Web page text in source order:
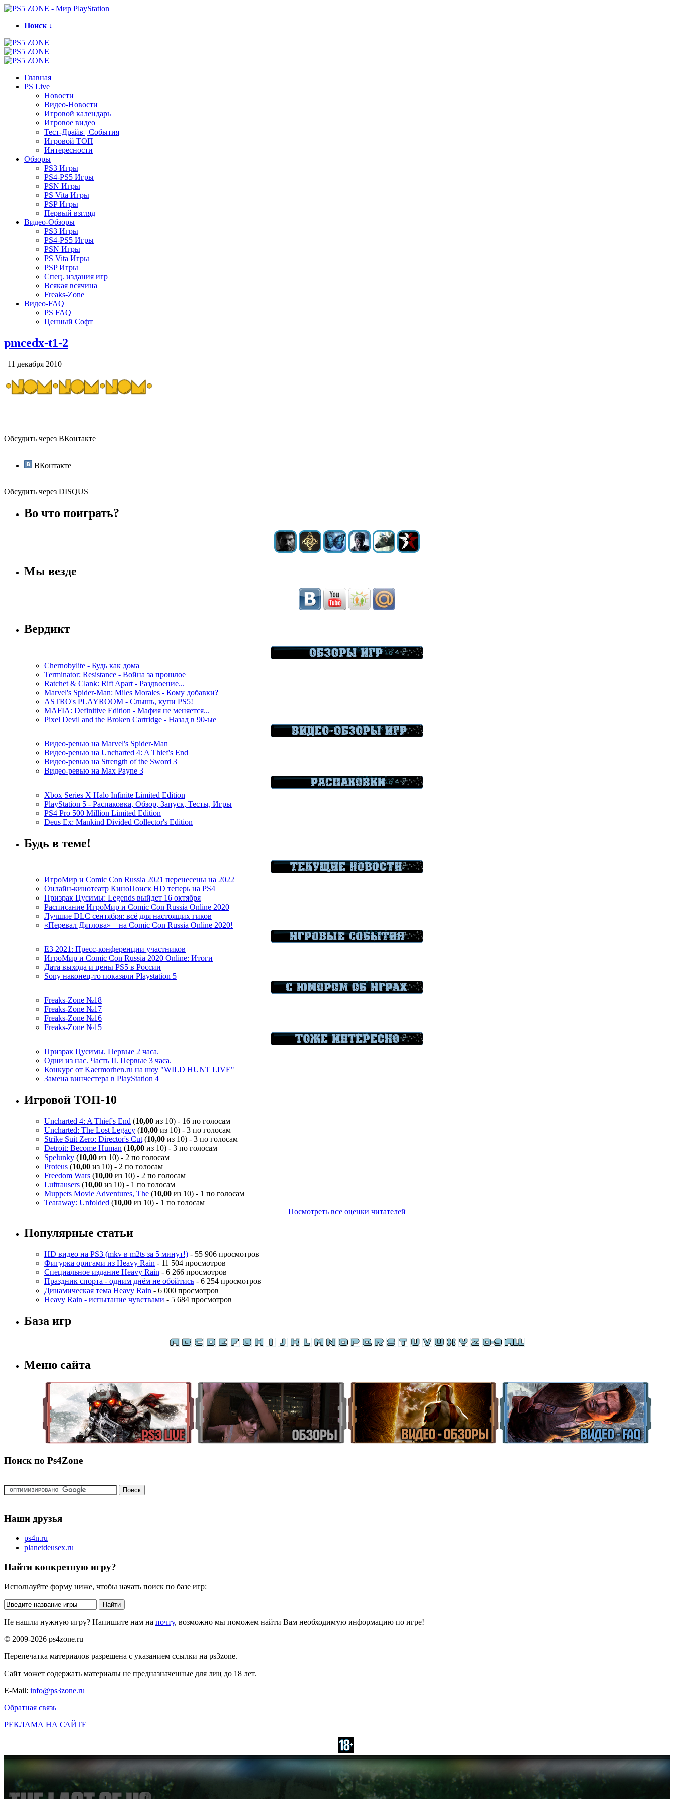
Поиск ↓
Главная
PS Live
Новости
Видео-Новости
Игровой календарь
Игровое видео
Тест-Драйв | События
Игровой ТОП
Интересности
Обзоры
PS3 Игры
PS4-PS5 Игры
PSN Игры
PS Vita Игры
PSP Игры
Первый взгляд
Видео-Обзоры
PS3 Игры
PS4-PS5 Игры
PSN Игры
PS Vita Игры
PSP Игры
Спец. издания игр
Всякая всячина
Freaks-Zone
Видео-FAQ
PS FAQ
Ценный Софт
pmcedx-t1-2
| 11 декабря 2010
Обсудить через ВКонтакте
ВКонтакте
Обсудить через DISQUS
Во что поиграть?
Мы везде
Вердикт
Chernobylite - Будь как дома
Terminator: Resistance - Война за прошлое
Ratchet & Clank: Rift Apart - Раздвоение...
Marvel's Spider-Man: Miles Morales - Кому добавки?
ASTRO's PLAYROOM - Слышь, купи PS5!
MAFIA: Definitive Edition - Мафия не меняется...
Pixel Devil and the Broken Cartridge - Назад в 90-ые
Видео-ревью на Marvel's Spider-Man
Видео-ревью на Uncharted 4: A Thief's End
Видео-ревью на Strength of the Sword 3
Видео-ревью на Max Payne 3
Xbox Series X Halo Infinite Limited Edition
PlayStation 5 - Распаковка, Обзор, Запуск, Тесты, Игры
PS4 Pro 500 Million Limited Edition
Deus Ex: Mankind Divided Collector's Edition
Будь в теме!
ИгроМир и Comic Con Russia 2021 перенесены на 2022
Онлайн-кинотеатр КиноПоиск HD теперь на PS4
Призрак Цусимы: Legends выйдет 16 октября
Расписание ИгроМир и Comic Con Russia Online 2020
Лучшие DLC сентября: всё для настоящих гиков
«Перевал Дятлова» – на Comic Con Russia Online 2020!
E3 2021: Пресс-конференции участников
ИгроМир и Comic Con Russia 2020 Online: Итоги
Дата выхода и цены PS5 в России
Sony наконец-то показали Playstation 5
Freaks-Zone №18
Freaks-Zone №17
Freaks-Zone №16
Freaks-Zone №15
Призрак Цусимы. Первые 2 часа.
Одни из нас. Часть II. Первые 3 часа.
Конкурс от Kaermorhen.ru на шоу "WILD HUNT LIVE"
Замена винчестера в PlayStation 4
Игровой ТОП-10
Uncharted 4: A Thief's End (10,00 из 10) - 16 по голосам
Uncharted: The Lost Legacy (10,00 из 10) - 3 по голосам
Strike Suit Zero: Director's Cut (10,00 из 10) - 3 по голосам
Detroit: Become Human (10,00 из 10) - 3 по голосам
Spelunky (10,00 из 10) - 2 по голосам
Proteus (10,00 из 10) - 2 по голосам
Freedom Wars (10,00 из 10) - 2 по голосам
Luftrausers (10,00 из 10) - 1 по голосам
Muppets Movie Adventures, The (10,00 из 10) - 1 по голосам
Tearaway: Unfolded (10,00 из 10) - 1 по голосам
Посмотреть все оценки читателей
Популярные статьи
HD видео на PS3 (mkv в m2ts за 5 минут!) - 55 906 просмотров
Фигурка оригами из Heavy Rain - 11 504 просмотров
Специальное издание Heavy Rain - 6 266 просмотров
Праздник спорта - одним днём не обойтись - 6 254 просмотров
Динамическая тема Heavy Rain - 6 000 просмотров
Heavy Rain - испытание чувствами - 5 684 просмотров
База игр
Меню сайта
Поиск по Ps4Zone
Наши друзья
ps4n.ru
planetdeusex.ru
Найти конкретную игру?
Используйте форму ниже, чтобы начать поиск по базе игр:
Не нашли нужную игру? Напишите нам на почту, возможно мы поможем найти Вам необходимую информацию по игре!
© 2009-2026 ps4zone.ru
Перепечатка материалов разрешена с указанием ссылки на ps3zone.
Сайт может содержать материалы не предназначенные для лиц до 18 лет.
E-Mail: info@ps3zone.ru
Обратная связь
РЕКЛАМА НА САЙТЕ